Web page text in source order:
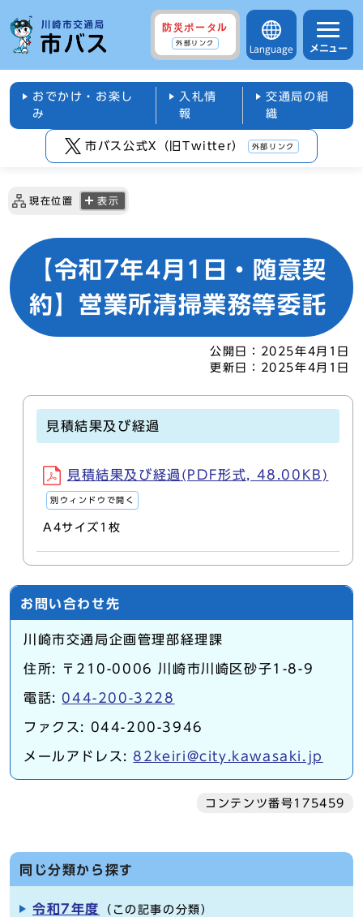
防災ポータル
外部リンク
Language メニュー
おでかけ・お楽し
み
入札情
報
交通局の組
織
市バス公式X（旧Twitter） 外部リンク
現在位置 表示
【令和7年4月1日・随意契
約】営業所清掃業務等委託
公開日：
2025年4月1日
更新日：
2025年4月1日
見積結果及び経過
見積結果及び経過(PDF形式, 48.00KB)
別ウィンドウで開く
A4サイズ1枚
お問い合わせ先
川崎市交通局企画管理部経理課
住所: 〒210-0006 川崎市川崎区砂子1-8-9
電話: 044-200-3228
ファクス: 044-200-3946
メールアドレス:82keiri@city.kawasaki.jp
コンテンツ番号175459
同じ分類から探す
令和7年度 （この記事の分類）